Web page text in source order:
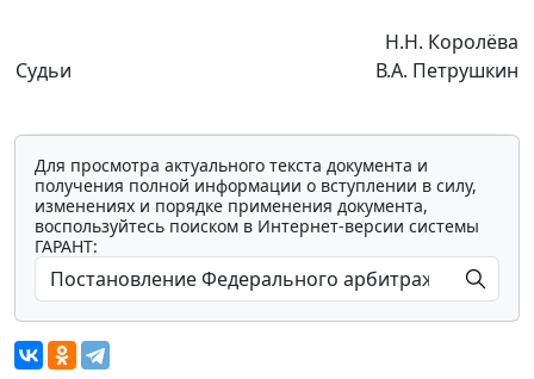
Судьи
Н.Н. Королёва
В.А. Петрушкин
Для просмотра актуального текста документа и
получения полной информации о вступлении в силу,
изменениях и порядке применения документа,
воспользуйтесь поиском в Интернет-версии системы
ГАРАНТ: